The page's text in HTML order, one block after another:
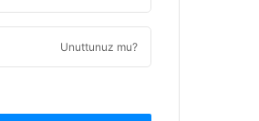
Unuttunuz mu?